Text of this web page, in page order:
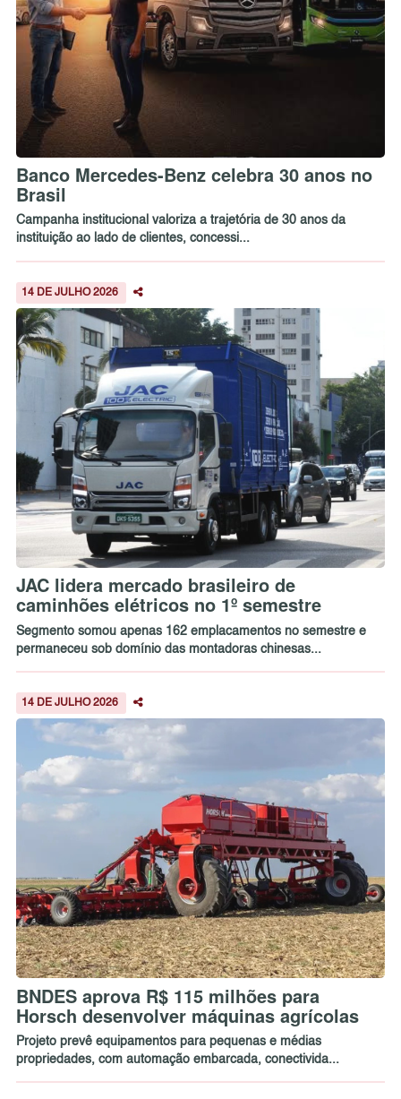
Banco Mercedes-Benz celebra 30 anos no
Brasil
Campanha institucional valoriza a trajetória de 30 anos da
instituição ao lado de clientes, concessi...
14 DE JULHO 2026
JAC lidera mercado brasileiro de
caminhões elétricos no 1º semestre
Segmento somou apenas 162 emplacamentos no semestre e
permaneceu sob domínio das montadoras chinesas...
14 DE JULHO 2026
BNDES aprova R$ 115 milhões para
Horsch desenvolver máquinas agrícolas
Projeto prevê equipamentos para pequenas e médias
propriedades, com automação embarcada, conectivida...